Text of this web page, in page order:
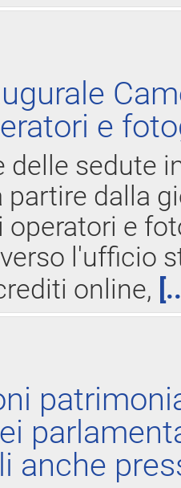
e
delle sedute
partire dalla
operatori e
l'ufficio
online,
anche